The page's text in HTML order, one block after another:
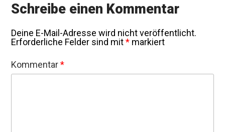
Schreibe einen Kommentar
Deine E-Mail-Adresse wird nicht veröffentlicht.
Erforderliche Felder sind mit* markiert
Kommentar*